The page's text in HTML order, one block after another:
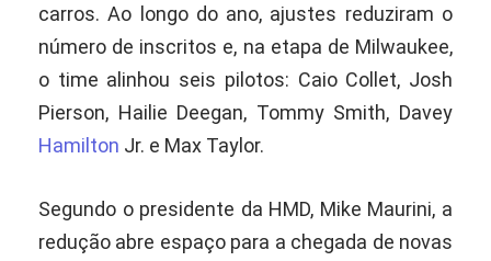
carros. Ao longo do ano, ajustes reduziram o
número de inscritos e, na etapa de Milwaukee,
o time alinhou seis pilotos: Caio Collet, Josh
Pierson, Hailie Deegan, Tommy Smith, Davey
Hamilton Jr. e Max Taylor.
Segundo o presidente da HMD, Mike Maurini, a
redução abre espaço para a chegada de novas